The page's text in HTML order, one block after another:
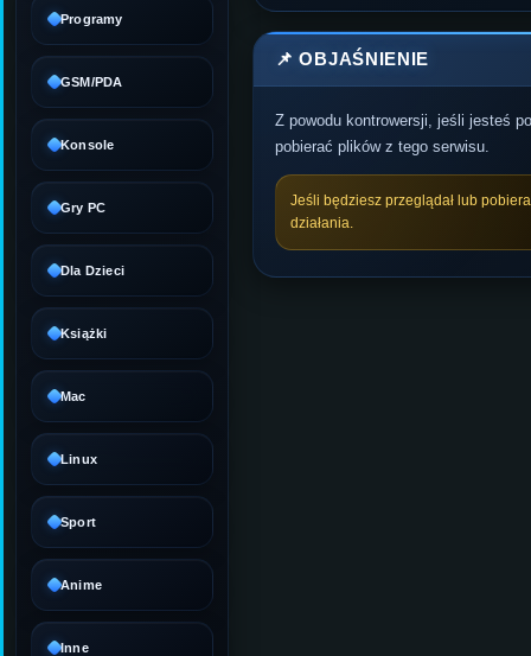
Programy
GSM/PDA
Konsole
Gry PC
Dla Dzieci
Książki
Mac
Linux
Sport
Anime
Inne
📌 OBJAŚNIENIE
Z powodu kontrowersji, jeśli jesteś
pobierać plików z tego serwisu.
Jeśli będziesz przeglądał lub
działania.